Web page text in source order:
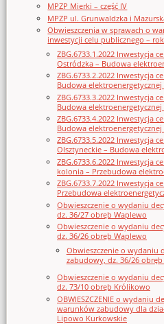
MPZP Mierki – część IV
MPZP ul. Grunwaldzka i
Obwieszczenia w sprawach o
inwestycji celu publicznego –
ZBG.6733.1.2022 Inwestycja
Ostródzka – Budowa
ZBG.6733.2.2022 Inwestycja
Budowa elektroenergetycznej
ZBG.6733.3.2022 Inwestycja
Budowa elektroenergetycznej
ZBG.6733.4.2022 Inwestycja
Budowa elektroenergetycznej
ZBG.6733.5.2022 Inwestycja
Olsztyneckie – Budowa
ZBG.6733.6.2022 Inwestycja
kolonia – Przebudowa
ZBG.6733.7.2022 Inwestycja
Przebudowa
Obwieszczenie o wydaniu
dz. 36/27 obręb Waplewo
Obwieszczenie o wydaniu
dz. 36/26 obręb Waplewo
Obwieszczenie o wydaniu
zabudowy, dz. 36/26
Obwieszczenie o wydaniu
dz. 73/10 obręb Królikowo
OBWIESZCZENIE o wydaniu
warunków zabudowy dla
Lipowo Kurkowskie